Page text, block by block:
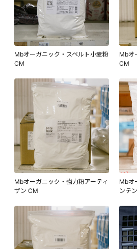
Mbオーガニック・スペルト小麦粉
CM
Mbオ
CM
Mbオーガニック・強力粉アーティ
ザン CM
Mbオ
ンテ